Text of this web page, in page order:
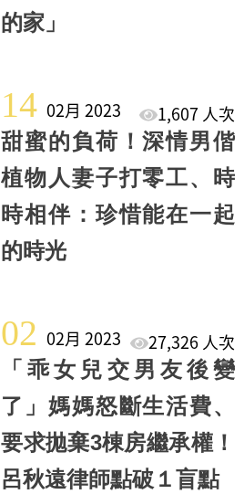
的家」
14 02月 2023
1,607 人次
甜蜜的負荷！深情男偕
植物人妻子打零工、時
時相伴：珍惜能在一起
的時光
02 02月 2023
27,326 人次
「乖女兒交男友後變
了」媽媽怒斷生活費、
要求拋棄3棟房繼承權！
呂秋遠律師點破１盲點